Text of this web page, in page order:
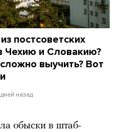
постсоветских
Чехию и Словакию?
выучить? Вот
назад
обыски в штаб-